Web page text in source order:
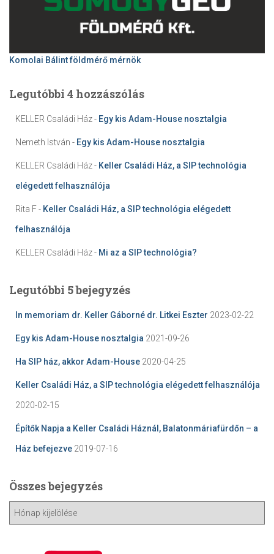
Komolai Bálint földmérő mérnök
Legutóbbi 4 hozzászólás
KELLER Családi Ház- Egy kis Adam-House nosztalgia
Nemeth István - Egy kis Adam-House nosztalgia
KELLER Családi Ház- Keller Családi Ház, a SIP technológia
elégedett felhasználója
Rita F- Keller Családi Ház, a SIP technológia elégedett
felhasználója
KELLER Családi Ház- Mi az a SIP technológia?
Legutóbbi 5 bejegyzés
In memoriam dr. Keller Gáborné dr. Litkei Eszter 2023-02-22
Egy kis Adam-House nosztalgia 2021-09-26
Ha SIP ház, akkor Adam-House 2020-04-25
Keller Családi Ház, a SIP technológia elégedett felhasználója
2020-02-15
Építők Napja a Keller Családi Háznál, Balatonmáriafürdőn – a
Ház befejezve 2019-07-16
Összes bejegyzés